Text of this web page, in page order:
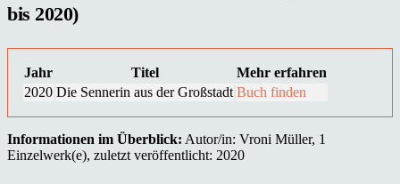
bis 2020)
Jahr Titel
Mehr erfahren
2020 Die Sennerin aus der Großstadt Buch finden
Informationen im Überblick: Autor/in: Vroni Müller, 1
Einzelwerk(e), zuletzt veröffentlicht: 2020